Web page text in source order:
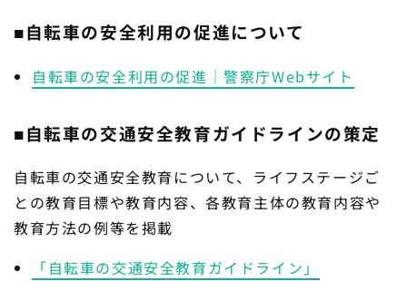
■自転車の安全利用の促進について
自転車の安全利用の促進｜警察庁Webサイト
■自転車の交通安全教育ガイドラインの策定
自転車の交通安全教育について、ライフステージご
との教育目標や教育内容、各教育主体の教育内容や
教育方法の例等を掲載
「自転車の交通安全教育ガイドライン」